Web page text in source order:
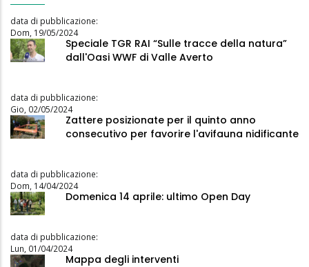
data di pubblicazione:
Dom, 19/05/2024
Speciale TGR RAI “Sulle tracce della natura”
dall'Oasi WWF di Valle Averto
data di pubblicazione:
Gio, 02/05/2024
Zattere posizionate per il quinto anno
consecutivo per favorire l'avifauna nidificante
data di pubblicazione:
Dom, 14/04/2024
Domenica 14 aprile: ultimo Open Day
data di pubblicazione:
Lun, 01/04/2024
Mappa degli interventi